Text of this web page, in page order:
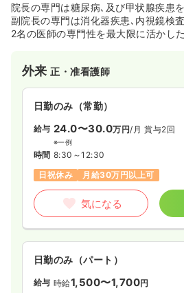
院長の専門は糖尿病､及び甲状腺疾患
副院長の専門は消化器疾患､内視鏡検
2名の医師の専門性を最大限に活かし
行っていきたいと考え日々の診療を行
外来正・准看護師
日勤のみ（常勤）
給与 24.0〜30.0万円/月 賞与2回
※一例
時間 8:30～12:30
日祝休み
月給30万円以上可
気になる
日勤のみ（パート）
給与 時給1,500〜1,700円